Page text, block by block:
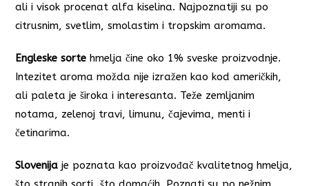
ali i visok procenat alfa kiselina. Najpoznatiji su po
citrusnim, svetlim, smolastim i tropskim aromama.
Engleske sorte hmelja čine oko 1% sveske proizvodnje.
Intezitet aroma možda nije izražen kao kod američkih,
ali paleta je široka i interesanta. Teže zemljanim
notama, zelenoj travi, limunu, čajevima, menti i
četinarima.
Slovenija je poznata kao proizvođač kvalitetnog hmelja,